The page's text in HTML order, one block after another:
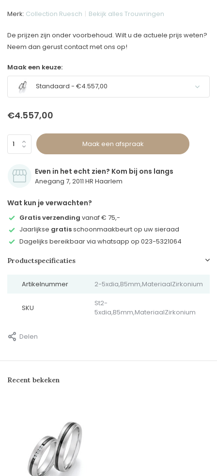
Merk: Collection Ruesch Bekijk alles Trouwringen
De prijzen zijn onder voorbehoud. Wilt u de actuele prijs weten?
Neem dan gerust contact met ons op!
Maak een keuze:
Standaard - €4.557,00
€4.557,00
Maak een afspraak
Even in het echt zien? Kom bij ons langs
Anegang 7, 2011 HR Haarlem
Wat kun je verwachten?
Gratis verzending vanaf € 75,-
Jaarlijkse gratisschoonmaakbeurt op uw sieraad
Dagelijks bereikbaar via whatsapp op 023-5321064
Productspecificaties
Artikelnummer 2-5xdia,B5mm,MateriaalZirkonium
SKU
St2-
5xdia,B5mm,MateriaalZirkonium
Delen
Recent bekeken